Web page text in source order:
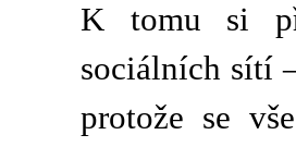
K tomu si
sociálních sítí
protože se